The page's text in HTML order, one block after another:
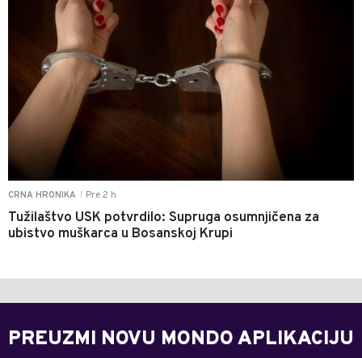
CRNA HRONIKA Pre 2 h
Tužilaštvo USK potvrdilo: Supruga osumnjičena za
ubistvo muškarca u Bosanskoj Krupi
PREUZMI NOVU MONDO APLIKACIJU